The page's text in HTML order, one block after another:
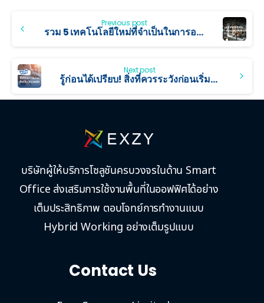
Previous post
รวม 5 เทคโนโลยีใหม่ที่จำเป็นในการออกแบบออฟฟิศ
Next post
รู้ก่อนได้เปรียบ! สิ่งที่ควรระวังก่อนเริ่มรีโนเวทออฟฟิศ
บริษัทผู้ให้บริการโซลูชันครบวงจรในด้าน Smart
Office ส่งเสริมการใช้งานพื้นที่ในออฟฟิศได้อย่าง
เต็มประสิทธิภาพ ตอบโจทย์การทำงานแบบ
Hybrid Working อย่างเต็มรูปแบบ
Contact Us